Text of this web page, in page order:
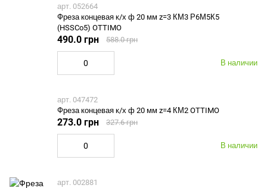
арт. 052664
Фреза концевая к/х ф 20 мм z=3 КМ3 Р6М5К5
(HSSCo5) OTTIMO
В наличии
490.0 грн 588.0 грн
арт. 047472
Фреза концевая к/х ф 20 мм z=4 КМ2 OTTIMO
В наличии
273.0 грн 327.6 грн
арт. 002881